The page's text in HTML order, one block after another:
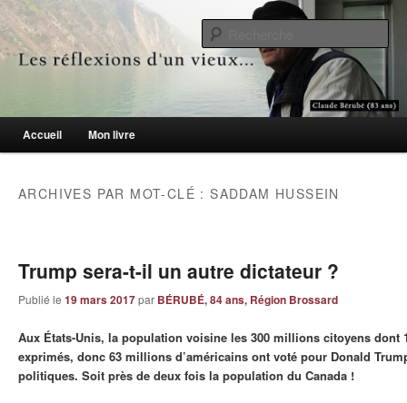
Les réflexions d'un vieux…
Le blogue des aînés de 65 ans et +
Menu principal
Aller au contenu principal
Aller au contenu secondaire
Accueil Mon livre
ARCHIVES PAR MOT-CLÉ :SADDAM HUSSEIN
Trump sera-t-il un autre dictateur ?
Publié le 19 mars 2017par BÉRUBÉ, 84 ans, Région Brossard
Aux États-Unis, la population voisine les 300 millions citoyens dont
exprimés, donc 63 millions d’américains ont voté pour Donald
politiques. Soit près de deux fois la population du Canada !